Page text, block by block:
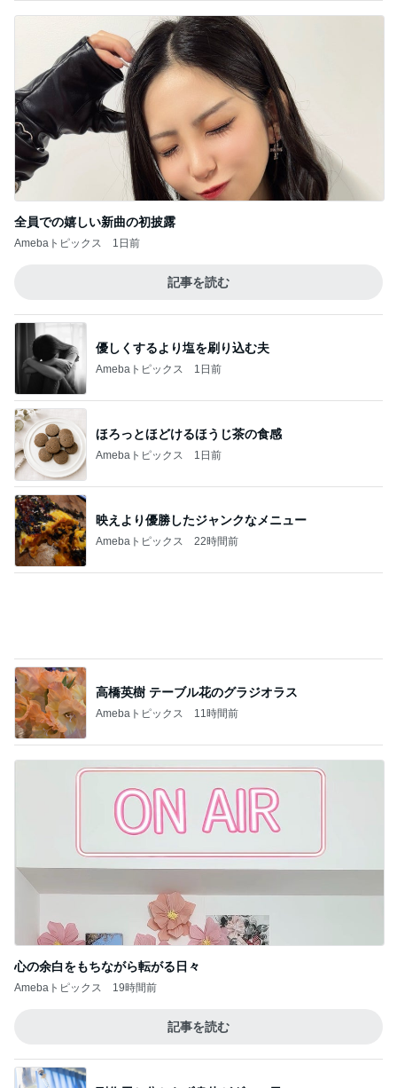
ほろっとほどけるほうじ茶の食感
Amebaトピックス 1日前
映えより優勝したジャンクなメニュー
Amebaトピックス 22時間前
高橋英樹 テーブル花のグラジオラス
Amebaトピックス 11時間前
心の余白をもちながら転がる日々
Amebaトピックス
副作用か分からず身体がダルい日
出張で痩せなかったダイエット報告
Amebaトピックス 1日前
夫の入退院と義母の急逝の1年
Amebaトピックス 1日前
コストコで試食して即買いした物
Amebaトピックス 1日前